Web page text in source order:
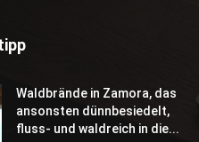
Waldbrände in Zamora, das
ansonsten dünnbesiedelt,
fluss- und waldreich in die...